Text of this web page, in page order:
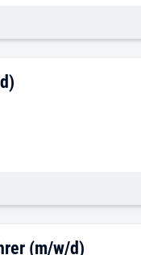
Scientist (m/
(m/w/d)